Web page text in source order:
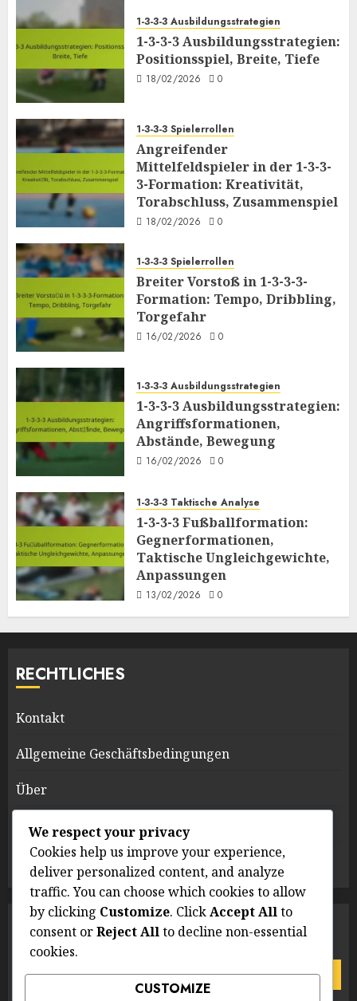
1-3-3-3 Ausbildungsstrategien
1-3-3-3 Ausbildungsstrategien:
Positionsspiel, Breite, Tiefe
18/02/2026 0
1-3-3-3 Spielerrollen
Angreifender
Mittelfeldspieler in der 1-3-3-
3-Formation: Kreativität,
Torabschluss, Zusammenspiel
18/02/2026 0
1-3-3-3 Spielerrollen
Breiter Vorstoß in 1-3-3-3-
Formation: Tempo, Dribbling,
Torgefahr
16/02/2026 0
1-3-3-3 Ausbildungsstrategien
1-3-3-3 Ausbildungsstrategien:
Angriffsformationen,
Abstände, Bewegung
16/02/2026 0
1-3-3-3 Taktische Analyse
1-3-3-3 Fußballformation:
Gegnerformationen,
Taktische Ungleichgewichte,
Anpassungen
13/02/2026 0
RECHTLICHES
Kontakt
Allgemeine Geschäftsbedingungen
Über
Cookie-Einstellungen
Datenschutzrichtlinie
SUCHE
We respect your privacy
Cookies help us improve your experience,
deliver personalized content, and analyze
traffic. You can choose which cookies to allow
by clicking Customize. ClickAccept Allto
consent orReject Allto decline non-essential
cookies.
CUSTOMIZE